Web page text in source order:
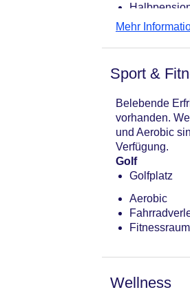
Restaurant
Mehr
Sport &
Belebende
vorhanden.
und Aerobic
Verfügung.
Golf
Golfplatz
Aerobic
Fitnessraum
Wellness